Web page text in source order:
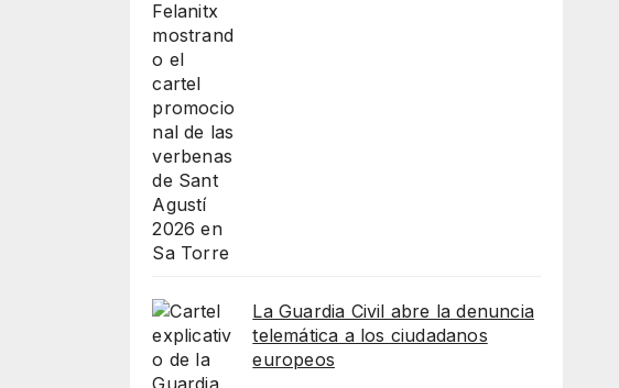
La Guardia Civil abre la denuncia
telemática a los ciudadanos
europeos